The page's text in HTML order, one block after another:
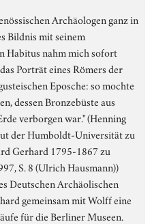
Archäologen ganz in
Bildnis mit seinem
Habitus nahm mich sofort
Porträt eines Römers der
Eposche: so mochte
dessen Bronzebüste aus
verborgen war." (Henning
der Humboldt-Universität zu
Gerhard 1795-1867 zu
S. 8 (Ulrich Hausmann))
Deutschen Archäolischen
gemeinsam mit Wolff eine
für die Berliner Museen.